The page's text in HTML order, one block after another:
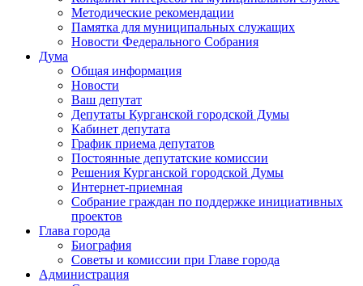
Методические рекомендации
Памятка для муниципальных служащих
Новости Федерального Cобрания
Дума
Общая информация
Новости
Ваш депутат
Депутаты Курганской городской Думы
Кабинет депутата
График приема депутатов
Постоянные депутатские комиссии
Решения Курганской городской Думы
Интернет-приемная
Собрание граждан по поддержке инициативных
проектов
Глава города
Биография
Советы и комиссии при Главе города
Администрация